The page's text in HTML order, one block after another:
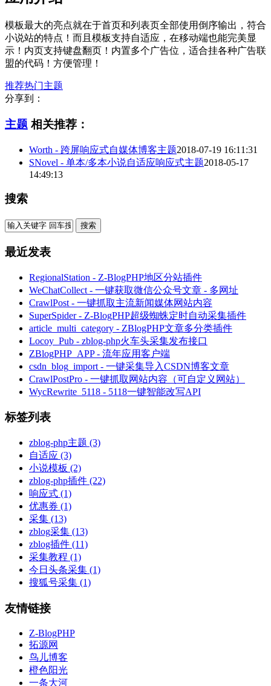
模板最大的亮点就在于首页和列表页全部使用倒序输出，符合
小说站的特点！而且模板支持自适应，在移动端也能完美显
示！内页支持键盘翻页！内置多个广告位，适合挂各种广告联
盟的代码！方便管理！
推荐热门主题
分享到：
主题 相关推荐：
Worth - 跨屏响应式自媒体博客主题2018-07-19 16:11:31
SNovel - 单本/多本小说自适应响应式主题2018-05-17
14:49:13
搜索
最近发表
RegionalStation - Z-BlogPHP地区分站插件
WeChatCollect - 一键获取微信公众号文章 - 多网址
CrawlPost - 一键抓取主流新闻媒体网站内容
SuperSpider - Z-BlogPHP超级蜘蛛定时自动采集插件
article_multi_category - ZBlogPHP文章多分类插件
Locoy_Pub - zblog-php火车头采集发布接口
ZBlogPHP_APP - 流年应用客户端
csdn_blog_import - 一键采集导入CSDN博客文章
CrawlPostPro - 一键抓取网站内容（可自定义网站）
WycRewrite_5118 - 5118一键智能改写API
标签列表
zblog-php主题 (3)
自适应 (3)
小说模板 (2)
zblog-php插件 (22)
响应式 (1)
优惠券 (1)
采集 (13)
zblog采集 (13)
zblog插件 (11)
采集教程 (1)
今日头条采集 (1)
搜狐号采集 (1)
友情链接
Z-BlogPHP
拓源网
鸟儿博客
橙色阳光
一条大河